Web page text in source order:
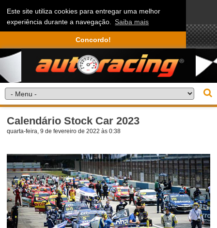
Este site utiliza cookies para entregar uma melhor
experiência durante a navegação. Saiba mais
Concordo!
Calendário Stock Car 2023
quarta-feira, 9 de fevereiro de 2022 às 0:38